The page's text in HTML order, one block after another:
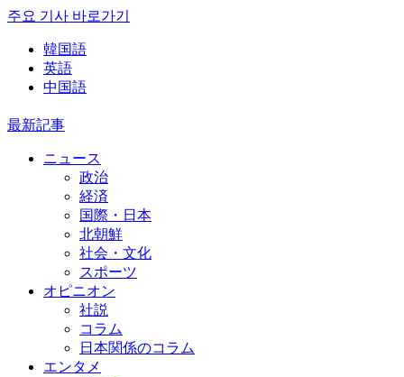
주요 기사 바로가기
韓国語
英語
中国語
最新記事
ニュース
政治
経済
国際・日本
北朝鮮
社会・文化
スポーツ
オピニオン
社説
コラム
日本関係のコラム
エンタメ